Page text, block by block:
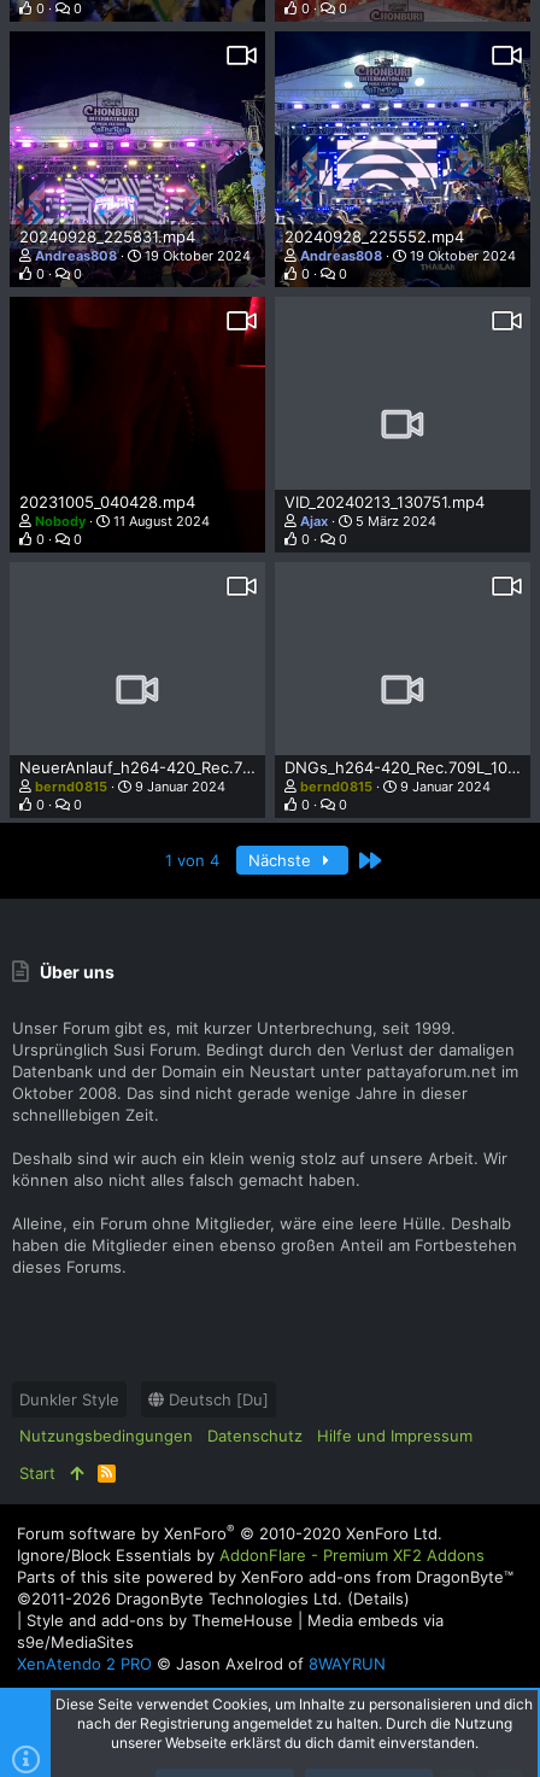
0
0
0
0
20240928_225831.mp4
Andreas808
19 Oktober 2024
0
0
20240928_225552.mp4
Andreas808
19 Oktober 2024
0
0
20231005_040428.mp4
Nobody
11 August 2024
0
0
VID_20240213_130751.mp4
Ajax
5 März 2024
0
0
NeuerAnlauf_h264-420_Rec.709L_1080p_29.97_HQ.mp4
bernd0815
9 Januar 2024
0
0
DNGs_h264-420_Rec.709L_1080p_29.97_HQ.mp4
bernd0815
9 Januar 2024
0
0
1 von 4 Nächste Letzte
Über uns
Unser Forum gibt es, mit kurzer Unterbrechung, seit 1999.
Ursprünglich Susi Forum. Bedingt durch den Verlust der damaligen
Datenbank und der Domain ein Neustart unter pattayaforum.net im
Oktober 2008. Das sind nicht gerade wenige Jahre in dieser
schnelllebigen Zeit.
Deshalb sind wir auch ein klein wenig stolz auf unsere Arbeit. Wir
können also nicht alles falsch gemacht haben.
Alleine, ein Forum ohne Mitglieder, wäre eine leere Hülle. Deshalb
haben die Mitglieder einen ebenso großen Anteil am Fortbestehen
dieses Forums.
Dunkler Style
Deutsch [Du]
Nutzungsbedingungen
Datenschutz
Hilfe und Impressum
Start
R
S
S
Forum software by XenForo® © 2010-2020 XenForo Ltd.
Ignore/Block Essentials by AddonFlare - Premium XF2 Addons
Parts of this site powered by XenForo add-ons from DragonByte™
©2011-2026 DragonByte Technologies Ltd. (Details)
Style and add-ons by ThemeHouse
Media embeds via
s9e/MediaSites
XenAtendo 2 PRO © Jason Axelrod of 8WAYRUN
Diese Seite verwendet Cookies, um Inhalte zu personalisieren und dich
nach der Registrierung angemeldet zu halten. Durch die Nutzung
unserer Webseite erklärst du dich damit einverstanden.